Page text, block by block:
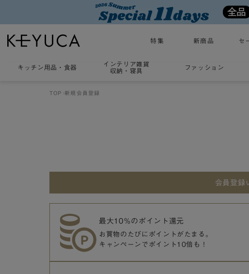
特集 新商品 セ
キッチン用品 ・ 食器
インテリア雑貨
収納・寝具
ファッション
TOP 新規会員登録
会員登録
最大10％のポイント還元
お買物のたびにポイントがたまる。
キャンペーンでポイント10倍も！